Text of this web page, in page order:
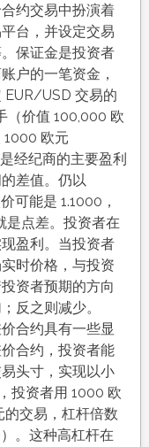
约交易中扮演着
台，并设定交易
保证金是投资者
户的一笔资金，
EUR/USD 交易的
（价值 100,000 欧
1000 欧元
经纪商的主要盈利
差值。仍以
可能是 1.1000，
是点差。投资者在
盈利。当投资者
时价格，与投资
资者预期的方向
反之则减少。
合约具有一些显
合约，投资者能
头寸，实现以小
投资者用 1000 欧
交易，杠杆倍数
。这种高杠杆在